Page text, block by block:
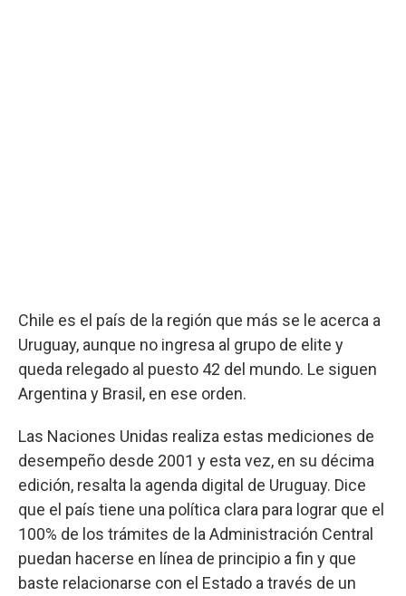
Chile es el país de la región que más se le acerca a
Uruguay, aunque no ingresa al grupo de elite y
queda relegado al puesto 42 del mundo. Le siguen
Argentina y Brasil, en ese orden.
Las Naciones Unidas realiza estas mediciones de
desempeño desde 2001 y esta vez, en su décima
edición, resalta la agenda digital de Uruguay. Dice
que el país tiene una política clara para lograr que el
100% de los trámites de la Administración Central
puedan hacerse en línea de principio a fin y que
baste relacionarse con el Estado a través de un